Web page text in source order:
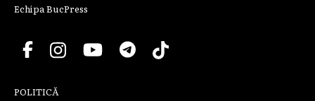
Echipa BucPress
POLITICĂ